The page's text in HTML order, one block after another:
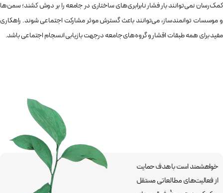
کمک‌رسان نمی‌توانند بار فشار نابرابری‌های ساختاری در جامعه را بر دوش کشند؛ سمن‌ها
و موسسات توانمندساز، می‌توانند باعث گسترش موثر مشارکت اجتماعی شوند. راهکاری
مفید برای همه طبقات اقشار و گروه‌های جامعه درجهت بازیابی انسجام اجتماعی باشد.
خواهشمند است با هدف حمایت
از فعالیت‌های مطالعاتی مستقل